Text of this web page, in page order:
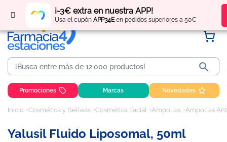
¡-3€ extra en nuestra APP!
Usa el cupón APP34Een pedidos superiores a 50€
Regístratey obtén puntos por tus compras

Promociones Marcas Novedades
Inicio Cosmética y Belleza Cosmética Facial Ampollas Ampollas
Yalusil Fluido Liposomal, 50ml